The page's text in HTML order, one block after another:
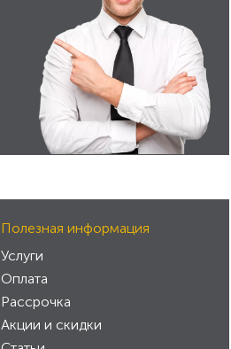
Полезная информация
Услуги
Оплата
Рассрочка
Акции и скидки